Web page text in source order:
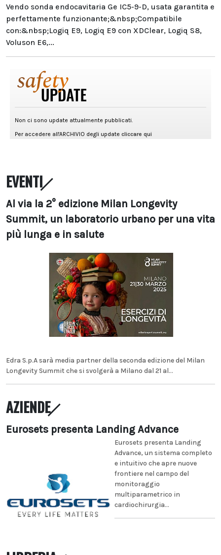
Vendo sonda endocavitaria Ge IC5-9-D, usata garantita e
perfettamente funzionante;&nbsp;Compatibile
con:&nbsp;Logiq E9, Logiq E9 con XDClear, Logiq S8,
Voluson E6,...
EVENTI
Al via la 2° edizione Milan Longevity
Summit, un laboratorio urbano per una vita
più lunga e in salute
Edra S.p.A sarà media partner della seconda edizione del Milan
Longevity Summit che si svolgerà a Milano dal 21 al...
AZIENDE
Eurosets presenta Landing Advance
Eurosets presenta Landing
Advance, un sistema completo
e intuitivo che apre nuove
frontiere nel campo del
monitoraggio
multiparametrico in
cardiochirurgia...